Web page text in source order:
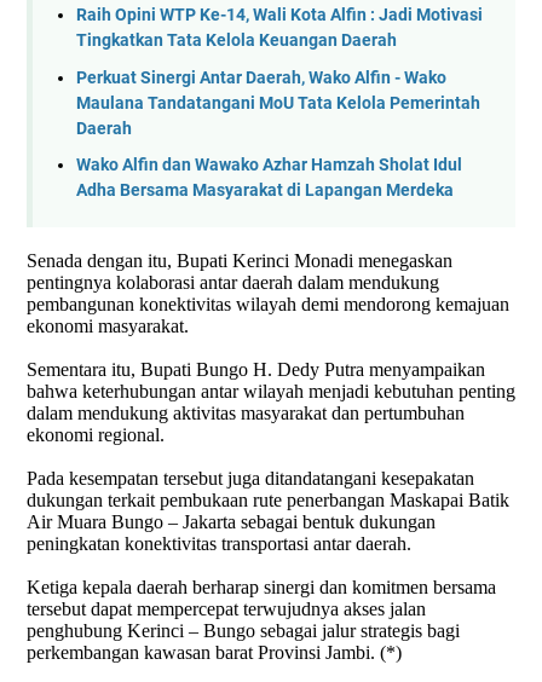
Raih Opini WTP Ke-14, Wali Kota Alfin : Jadi Motivasi
Tingkatkan Tata Kelola Keuangan Daerah
Perkuat Sinergi Antar Daerah, Wako Alfin - Wako
Maulana Tandatangani MoU Tata Kelola Pemerintah
Daerah
Wako Alfin dan Wawako Azhar Hamzah Sholat Idul
Adha Bersama Masyarakat di Lapangan Merdeka
Senada dengan itu, Bupati Kerinci Monadi menegaskan
pentingnya kolaborasi antar daerah dalam mendukung
pembangunan konektivitas wilayah demi mendorong kemajuan
ekonomi masyarakat.
Sementara itu, Bupati Bungo H. Dedy Putra menyampaikan
bahwa keterhubungan antar wilayah menjadi kebutuhan penting
dalam mendukung aktivitas masyarakat dan pertumbuhan
ekonomi regional.
Pada kesempatan tersebut juga ditandatangani kesepakatan
dukungan terkait pembukaan rute penerbangan Maskapai Batik
Air Muara Bungo – Jakarta sebagai bentuk dukungan
peningkatan konektivitas transportasi antar daerah.
Ketiga kepala daerah berharap sinergi dan komitmen bersama
tersebut dapat mempercepat terwujudnya akses jalan
penghubung Kerinci – Bungo sebagai jalur strategis bagi
perkembangan kawasan barat Provinsi Jambi. (*)